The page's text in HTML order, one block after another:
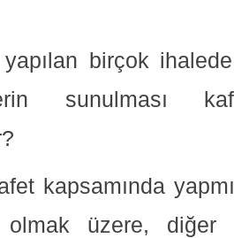
birçok
sunulması
kapsamında
üzere, diğer